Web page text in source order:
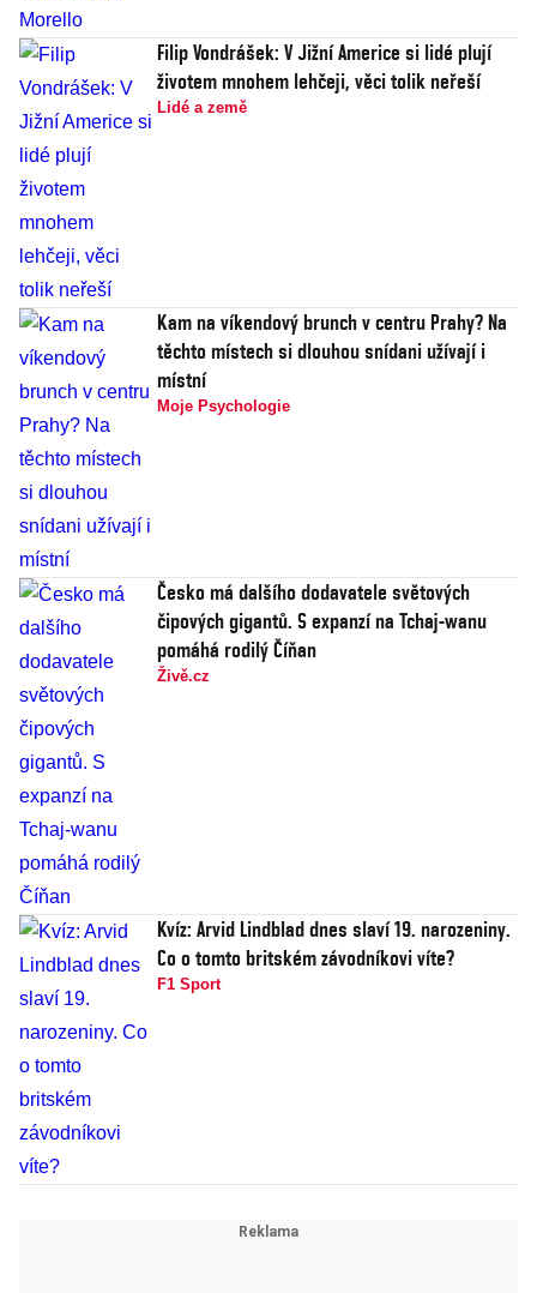
Filip Vondrášek: V Jižní Americe si lidé plují
životem mnohem lehčeji, věci tolik neřeší
Lidé a země
Kam na víkendový brunch v centru Prahy? Na
těchto místech si dlouhou snídani užívají i
místní
Moje Psychologie
Česko má dalšího dodavatele světových
čipových gigantů. S expanzí na Tchaj-wanu
pomáhá rodilý Číňan
Živě.cz
Kvíz: Arvid Lindblad dnes slaví 19. narozeniny.
Co o tomto britském závodníkovi víte?
F1 Sport